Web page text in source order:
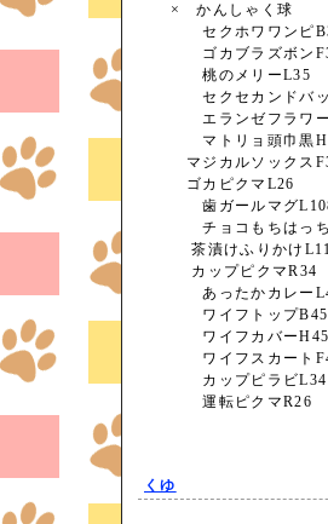
× かんしゃく球
セクホワワンピ
ゴカブラズボン
桃のメリーL35
セクセカンドバッ
エランゼフラワー
マトリョ頭巾黒
マジカルソックス
ゴカピクマL26
歯ガールマグ
チョコもちはっち
茶漬けふりかけ
カップピクマR34
あったかカレー
ワイフトップB45
ワイフカバー
ワイフスカート
カップピラビL34
運転ピクマR26
くゆ